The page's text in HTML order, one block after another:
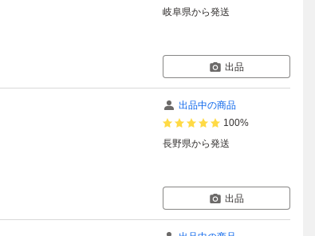
岐阜県から発送
出品
出品中の商品
100%
長野県から発送
出品